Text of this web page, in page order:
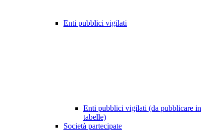
Enti pubblici vigilati
Enti pubblici vigilati (da pubblicare in
tabelle)
Società partecipate